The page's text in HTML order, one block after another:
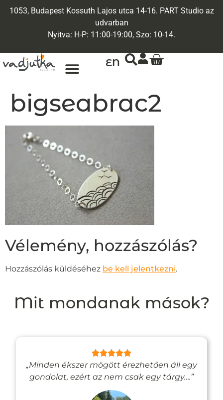
1053, Budapest Kossuth Lajos utca 14-16. PART Studio az
udvarban
Nyitva: H-P: 11:00-19:00, Szo: 10-14.
EN
bigseabrac2
Vélemény, hozzászólás?
Hozzászólás küldéséhez be kell jelentkezni.
Mit mondanak mások?
„Minden ékszer mögött érezhetően áll egy
gondolat, ezért az nem csak egy tárgy….”